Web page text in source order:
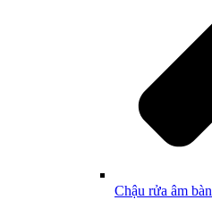
Chậu rửa âm bàn